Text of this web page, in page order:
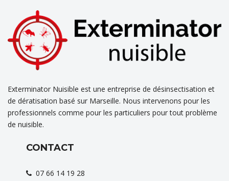
Exterminator Nuisible est une entreprise de désinsectisation et
de dératisation basé sur Marseille. Nous intervenons pour les
professionnels comme pour les particuliers pour tout problème
de nuisible.
CONTACT
07 66 14 19 28